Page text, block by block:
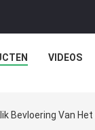
VIDEOS
Bevloering Van